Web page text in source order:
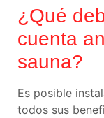
¿Qué
cuenta
sauna?
Es posible
todos sus